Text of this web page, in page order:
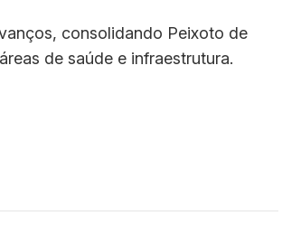
consolidando Peixoto de
de saúde e infraestrutura.